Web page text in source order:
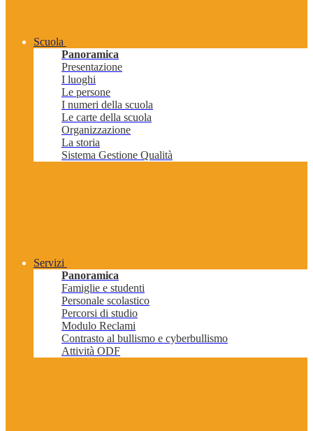
Scuola
Panoramica
Presentazione
I luoghi
Le persone
I numeri della scuola
Le carte della scuola
Organizzazione
La storia
Sistema Gestione Qualità
Servizi
Panoramica
Famiglie e studenti
Personale scolastico
Percorsi di studio
Modulo Reclami
Contrasto al bullismo e cyberbullismo
Attività ODF